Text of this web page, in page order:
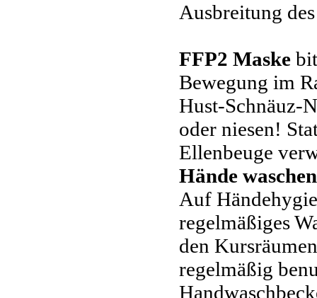
Ausbreitung
FFP2 Maske
Bewegung im
Hust-Schnäuz-
oder niesen!
Ellenbeuge
Hände
Auf
regelmäßiges
den
regelmäßig